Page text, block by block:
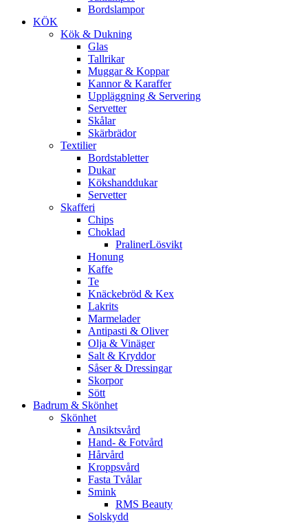
Bordslampor
KÖK
Kök & Dukning
Glas
Tallrikar
Muggar & Koppar
Kannor & Karaffer
Uppläggning & Servering
Servetter
Skålar
Skärbrädor
Textilier
Bordstabletter
Dukar
Kökshanddukar
Servetter
Skafferi
Chips
Choklad
PralinerLösvikt
Honung
Kaffe
Te
Knäckebröd & Kex
Lakrits
Marmelader
Antipasti & Oliver
Olja & Vinäger
Salt & Kryddor
Såser & Dressingar
Skorpor
Sött
Badrum & Skönhet
Skönhet
Ansiktsvård
Hand- & Fotvård
Hårvård
Kroppsvård
Fasta Tvålar
Smink
RMS Beauty
Solskydd